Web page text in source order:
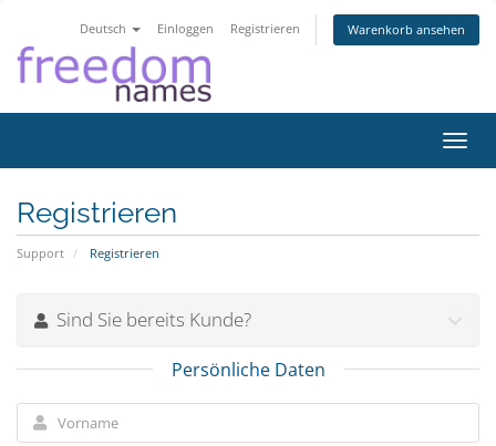
Deutsch Einloggen Registrieren Warenkorb ansehen
ein-/
Registrieren
Support Registrieren
Sind Sie bereits Kunde?
Persönliche Daten